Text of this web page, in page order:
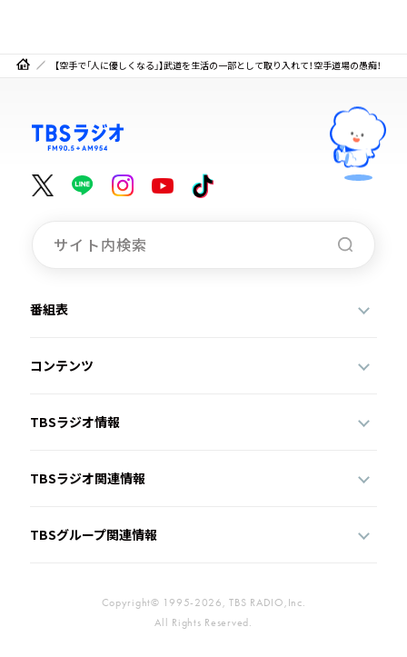
【空手で「人に優しくなる」】武道を生活の一部として取り入れて！空手道場の愚痴！
番組表
コンテンツ
TBSラジオ情報
TBSラジオ関連情報
TBSグループ関連情報
Copyright© 1995-2026, TBS RADIO,Inc.
All Rights Reserved.